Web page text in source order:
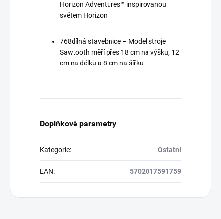
Horizon Adventures™ inspirovanou
světem Horizon
768dílná stavebnice – Model stroje
Sawtooth měří přes 18 cm na výšku, 12
cm na délku a 8 cm na šířku
Doplňkové parametry
Kategorie: Ostatní
EAN: 5702017591759